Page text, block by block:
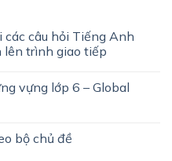
các câu hỏi Tiếng Anh
lên trình giao tiếp
vựng lớp 6 – Global
bộ chủ đề